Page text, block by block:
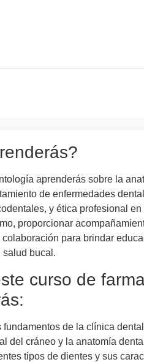
aprenderás sobre la
de enfermedades
y ética profesional
proporcionar
para brindar
salud bucal.
curso de
fundamentos de la clínica
del cráneo y la anatomía
tipos de dientes y sus